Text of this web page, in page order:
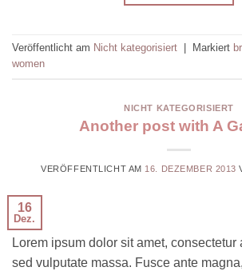
Veröffentlicht am Nicht kategorisiert Markiert
women
NICHT KATEGORISIERT
Another post with A
VERÖFFENTLICHT AM 16. DEZEMBER 2013
16
Dez.
Lorem ipsum dolor sit amet, consectetur
sed vulputate massa. Fusce ante